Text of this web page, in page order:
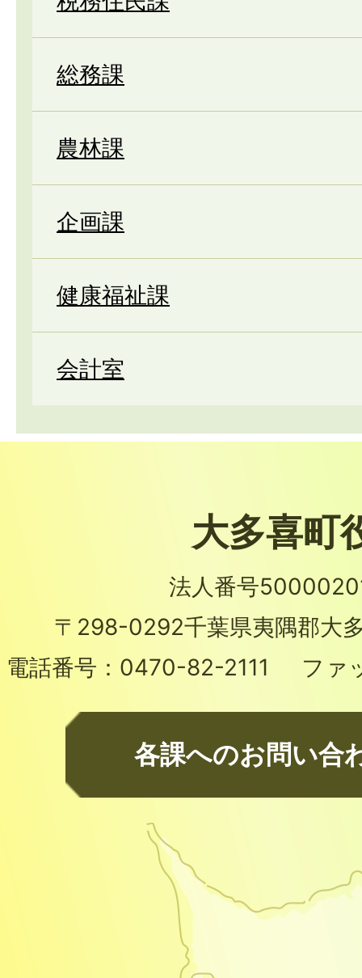
総務課
農林課
企画課
健康福祉課
会計室
大多喜町
法人番号
〒298-0292千葉県夷隅郡大
電話番号： 0470-82-2111 ファ
各課へのお問い合